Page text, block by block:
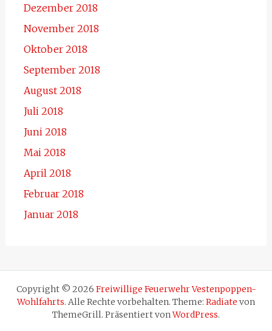
Dezember 2018
November 2018
Oktober 2018
September 2018
August 2018
Juli 2018
Juni 2018
Mai 2018
April 2018
Februar 2018
Januar 2018
Copyright © 2026 Freiwillige Feuerwehr Vestenpoppen-
Wohlfahrts. Alle Rechte vorbehalten. Theme: Radiate von
ThemeGrill. Präsentiert vonWordPress.